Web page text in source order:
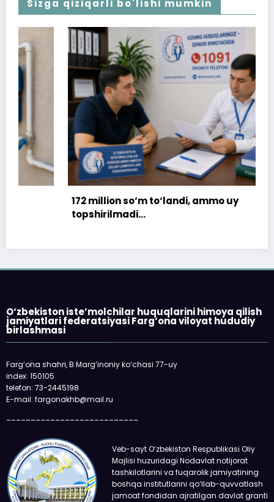
Sizga qiziqarli bo'lishi mumkin
172 million so‘m to‘landi, ammo uy
topshirilmadi…
O‘zbekiston iste’molchilar huquqlarini himoya qilish
jamiyatlari federatsiyasi Farg‘ona viloyat hududiy
birlashmasi
Farg‘ona shahri, B.Marg‘inoniy ko‘chasi 77-uy
index: 150105
telefon: 73-2445198
E-mail: fargonakhb@mail.ru
Veb-sayt O‘zbekiston Respublikasi Oliy
Majlisi huzuridagi Nodavlat notijorat
tashkilotlarini va fuqarolik jamiyatining
boshqa institutlarini qo‘llab-quvvatlash
jamoat fondidan ajratilgan davlat granti